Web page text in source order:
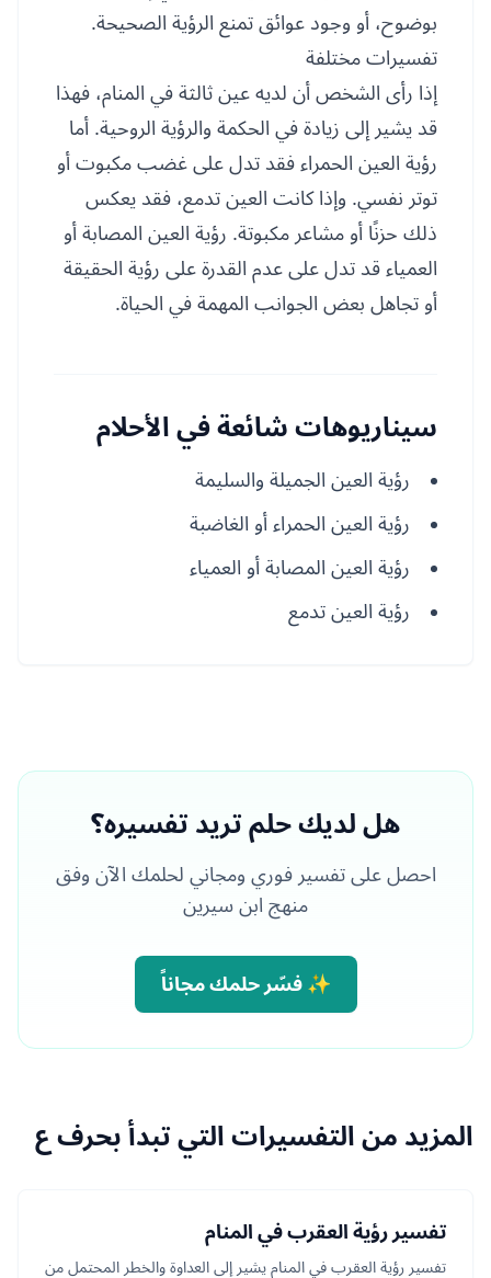
بوضوح، أو وجود عوائق تمنع الرؤية الصحيحة.
تفسيرات مختلفة
إذا رأى الشخص أن لديه عين ثالثة في المنام، فهذا
قد يشير إلى زيادة في الحكمة والرؤية الروحية. أما
رؤية العين الحمراء فقد تدل على غضب مكبوت أو
توتر نفسي. وإذا كانت العين تدمع، فقد يعكس
ذلك حزنًا أو مشاعر مكبوتة. رؤية العين المصابة أو
العمياء قد تدل على عدم القدرة على رؤية الحقيقة
أو تجاهل بعض الجوانب المهمة في الحياة.
سيناريوهات شائعة في الأحلام
رؤية العين الجميلة والسليمة
رؤية العين الحمراء أو الغاضبة
رؤية العين المصابة أو العمياء
رؤية العين تدمع
هل لديك حلم تريد تفسيره؟
احصل على تفسير فوري ومجاني لحلمك الآن وفق
منهج ابن سيرين
✨ فسّر حلمك مجاناً
المزيد من التفسيرات التي تبدأ بحرف ع
تفسير رؤية العقرب في المنام
تفسير رؤية العقرب في المنام يشير إلى العداوة والخطر المحتمل من